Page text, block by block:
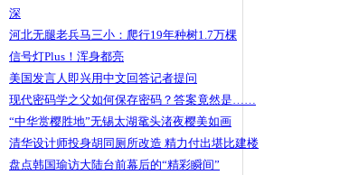
深
河北无腿老兵马三小：爬行19年种树1.7万棵
信号灯Plus！浑身都亮
美国发言人即兴用中文回答记者提问
现代密码学之父如何保存密码？答案竟然是……
“中华赏樱胜地”无锡太湖鼋头渚夜樱美如画
清华设计师投身胡同厕所改造 精力付出堪比建楼
盘点韩国瑜访大陆台前幕后的“精彩瞬间”